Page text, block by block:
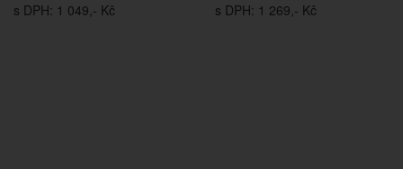
s DPH: 1 049,- Kč
s DPH: 1 269,- Kč